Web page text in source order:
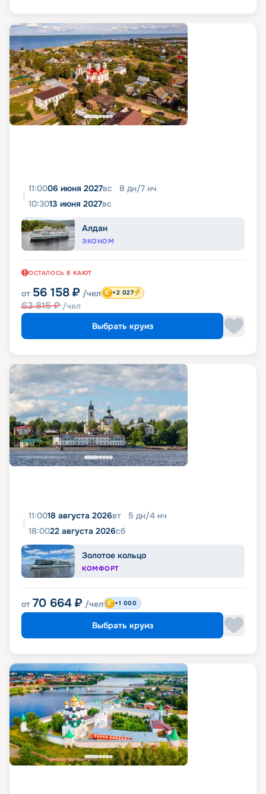
11:0006 июня 2027вс 8 дн/7 нч
10:3013 июня 2027вс
Алдан
ЭКОНОМ
ОСТАЛОСЬ 8 КАЮТ
от 56 158 ₽ /чел
63 815₽ /чел
+2 027
Выбрать круиз
11:0018 августа 2026вт 5 дн/4 нч
18:0022 августа 2026сб
Золотое кольцо
КОМФОРТ
от 70 664 ₽ /чел +1 000
Выбрать круиз